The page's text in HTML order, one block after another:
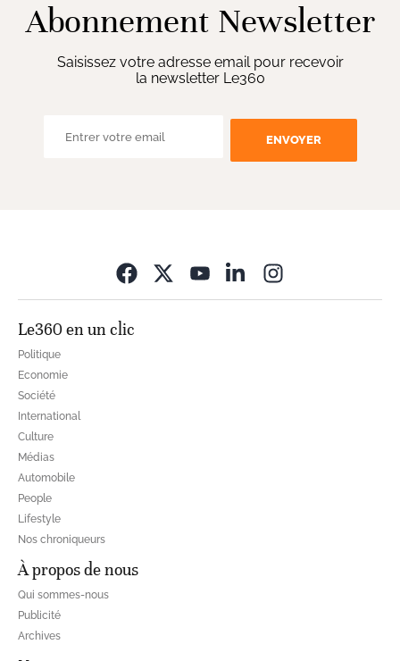
Abonnement Newsletter
Saisissez votre adresse email pour recevoir
la newsletter Le360
ENVOYER
Le360 en un clic
Politique
Economie
Société
International
Culture
Médias
Automobile
People
Lifestyle
Nos chroniqueurs
À propos de nous
Qui sommes-nous
Publicité
Archives